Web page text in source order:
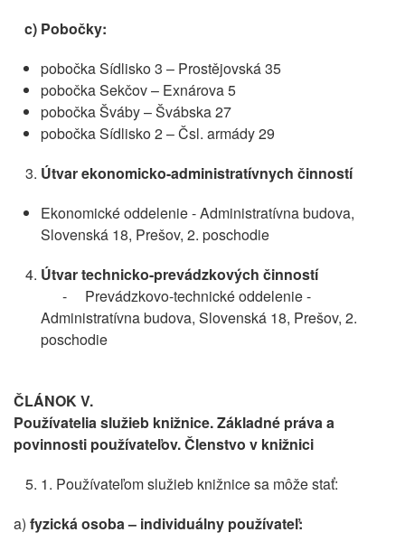
c) Pobočky:
pobočka Sídlisko 3 – Prostějovská 35
pobočka Sekčov – Exnárova 5
pobočka Šváby – Švábska 27
pobočka Sídlisko 2 – Čsl. armády 29
Útvar ekonomicko-administratívnych činností
Ekonomické oddelenie - Administratívna budova,
Slovenská 18, Prešov, 2. poschodie
Útvar technicko-prevádzkových činností
- Prevádzkovo-technické oddelenie -
Administratívna budova, Slovenská 18, Prešov, 2.
poschodie
ČLÁNOK V.
Používatelia služieb knižnice. Základné práva a
povinnosti používateľov. Členstvo v knižnici
1. Používateľom služieb knižnice sa môže stať:
a) fyzická osoba – individuálny používateľ: